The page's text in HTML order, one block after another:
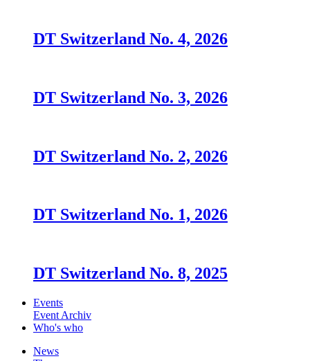
DT Switzerland No. 4, 2026
DT Switzerland No. 3, 2026
DT Switzerland No. 2, 2026
DT Switzerland No. 1, 2026
DT Switzerland No. 8, 2025
Events
Event Archiv
Who's who
News